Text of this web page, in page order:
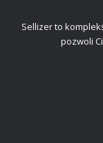
Sellizer to
pozwoli